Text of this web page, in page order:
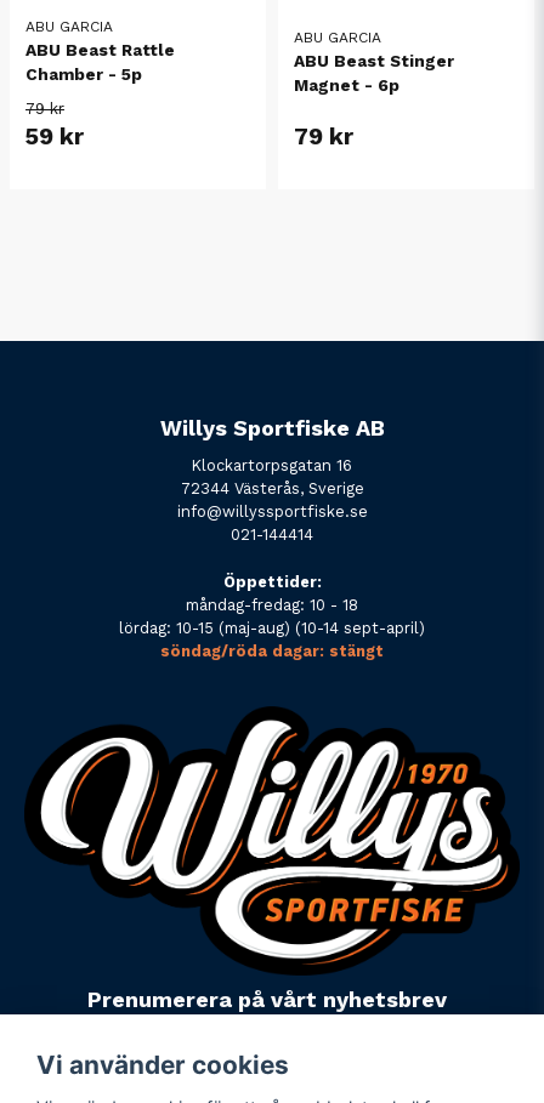
ABU GARCIA
ABU Beast Rattle
Chamber - 5p
79 kr
59 kr
ABU GARCIA
ABU Beast Stinger
Magnet - 6p
79 kr
Willys Sportfiske AB
Klockartorpsgatan 16
72344 Västerås, Sverige
info@willyssportfiske.se
021-144414
Öppettider:
måndag-fredag: 10 - 18
lördag: 10-15 (maj-aug) (10-14 sept-april)
söndag/röda dagar: stängt
Prenumerera på vårt nyhetsbrev
Vi använder cookies